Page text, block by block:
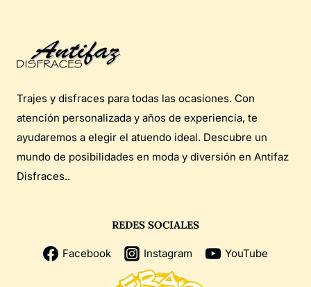
Trajes y disfraces para todas las ocasiones. Con
atención personalizada y años de experiencia, te
ayudaremos a elegir el atuendo ideal. Descubre un
mundo de posibilidades en moda y diversión en Antifaz
Disfraces..
REDES SOCIALES
Facebook Instagram YouTube